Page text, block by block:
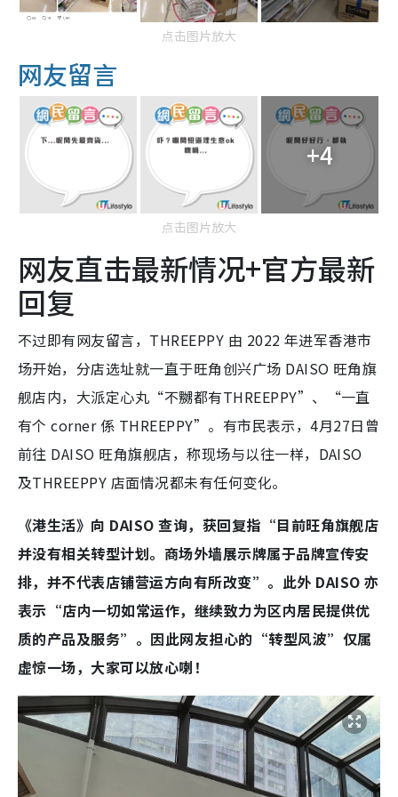
点击图片放大
网友留言
+4
点击图片放大
网友直击最新情况+官方最新
回复
不过即有网友留言，THREEPPY 由 2022 年进军香港市
场开始，分店选址就一直于旺角创兴广场 DAISO 旺角旗
舰店内，大派定心丸“不嬲都有THREEPPY”、“一直
有个 corner 係 THREEPPY”。有市民表示，4月27日曾
前往 DAISO 旺角旗舰店，称现场与以往一样，DAISO
及THREEPPY 店面情况都未有任何变化。
《港生活》向 DAISO 查询，获回复指“目前旺角旗舰店
并没有相关转型计划。商场外墙展示牌属于品牌宣传安
排，并不代表店铺营运方向有所改变”。此外 DAISO 亦
表示“店内一切如常运作，继续致力为区内居民提供优
质的产品及服务”。因此网友担心的“转型风波”仅属
虚惊一场，大家可以放心喇！